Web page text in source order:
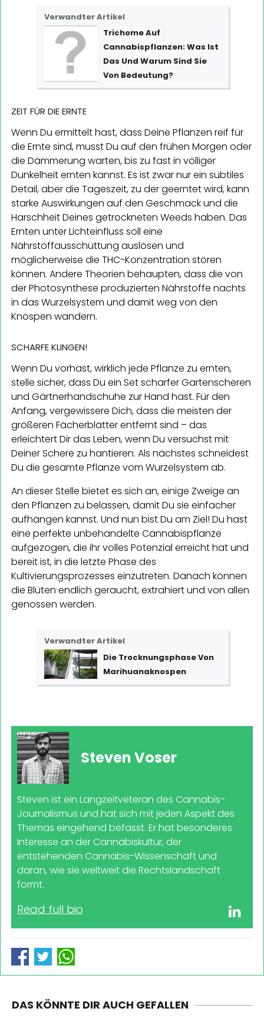
Verwandter Artikel
Trichome Auf
Cannabispflanzen: Was Ist
Das Und Warum Sind Sie
Von Bedeutung?
ZEIT FÜR DIE ERNTE
Wenn Du ermittelt hast, dass Deine Pflanzen reif für
die Ernte sind, musst Du auf den frühen Morgen oder
die Dämmerung warten, bis zu fast in völliger
Dunkelheit ernten kannst. Es ist zwar nur ein subtiles
Detail, aber die Tageszeit, zu der geerntet wird, kann
starke Auswirkungen auf den Geschmack und die
Harschheit Deines getrockneten Weeds haben. Das
Ernten unter Lichteinfluss soll eine
Nährstoffausschüttung auslösen und
möglicherweise die THC-Konzentration stören
können. Andere Theorien behaupten, dass die von
der Photosynthese produzierten Nährstoffe nachts
in das Wurzelsystem und damit weg von den
Knospen wandern.
SCHARFE KLINGEN!
Wenn Du vorhast, wirklich jede Pflanze zu ernten,
stelle sicher, dass Du ein Set scharfer Gartenscheren
und Gärtnerhandschuhe zur Hand hast. Für den
Anfang, vergewissere Dich, dass die meisten der
größeren Fächerblätter entfernt sind – das
erleichtert Dir das Leben, wenn Du versuchst mit
Deiner Schere zu hantieren. Als nächstes schneidest
Du die gesamte Pflanze vom Wurzelsystem ab.
An dieser Stelle bietet es sich an, einige Zweige an
den Pflanzen zu belassen, damit Du sie einfacher
aufhängen kannst. Und nun bist Du am Ziel! Du hast
eine perfekte unbehandelte Cannabispflanze
aufgezogen, die ihr volles Potenzial erreicht hat und
bereit ist, in die letzte Phase des
Kultivierungsprozesses einzutreten. Danach können
die Blüten endlich geraucht, extrahiert und von allen
genossen werden.
Verwandter Artikel
Die Trocknungsphase Von
Marihuanaknospen
Steven Voser
Steven ist ein Langzeitveteran des Cannabis-
Journalismus und hat sich mit jeden Aspekt des
Themas eingehend befasst. Er hat besonderes
Interesse an der Cannabiskultur, der
entstehenden Cannabis-Wissenschaft und
daran, wie sie weltweit die Rechtslandschaft
formt.
Read full bio
DAS KÖNNTE DIR AUCH GEFALLEN